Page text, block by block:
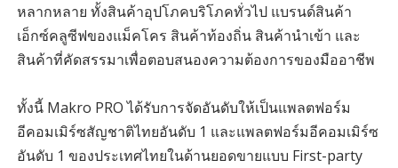
หลากหลาย ทั้งสินค้าอุปโภคบริโภคทั่วไป แบรนด์สินค้า
เอ็กซ์คลูซีฟของแม็คโคร สินค้าท้องถิ่น สินค้านำเข้า และ
สินค้าที่คัดสรรมาเพื่อตอบสนองความต้องการของมืออาชีพ
ทั้งนี้ Makro PRO ได้รับการจัดอันดับให้เป็นแพลตฟอร์ม
อีคอมเมิร์ซสัญชาติไทยอันดับ 1 และแพลตฟอร์มอีคอมเมิร์ซ
อันดับ 1 ของประเทศไทยในด้านยอดขายแบบ First-party